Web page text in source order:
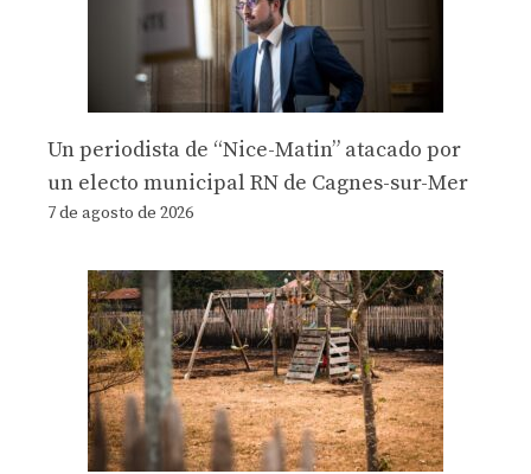
Un periodista de “Nice-Matin” atacado por
un electo municipal RN de Cagnes-sur-Mer
7 de agosto de 2026